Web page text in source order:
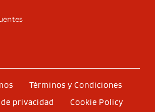
Términos y Condiciones
privacidad
Cookie Policy